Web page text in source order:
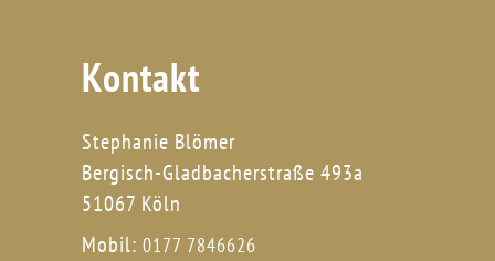
Kontakt
Stephanie Blömer
Bergisch-Gladbacherstraße 493a
51067 Köln
Mobil: 0177 7846626